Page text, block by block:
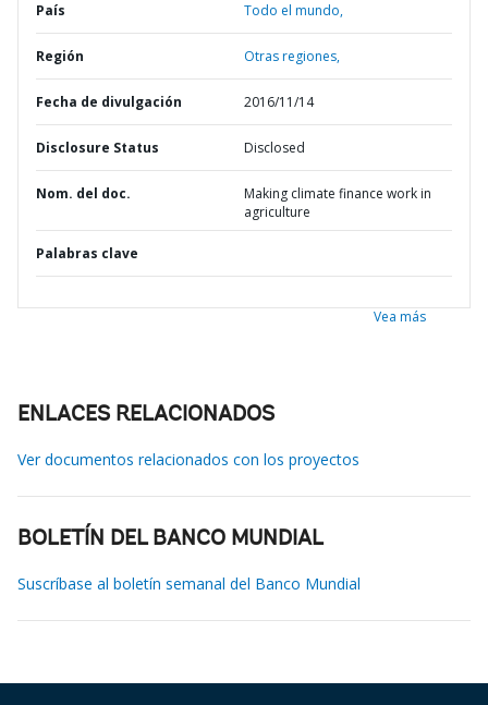
País Todo el mundo,
Región Otras regiones,
Fecha de divulgación 2016/11/14
Disclosure Status Disclosed
Nom. del doc.
Making climate finance work in
agriculture
Palabras clave
Vea más
ENLACES RELACIONADOS
Ver documentos relacionados con los proyectos
BOLETÍN DEL BANCO MUNDIAL
Suscríbase al boletín semanal del Banco Mundial